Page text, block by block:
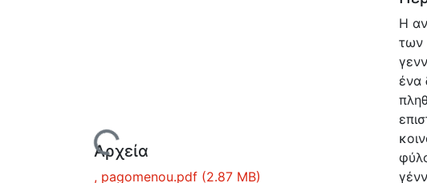
Φόρτωση...
Αρχεία
, pagomenou.pdf (2.87 MB)
Η
των
ένα